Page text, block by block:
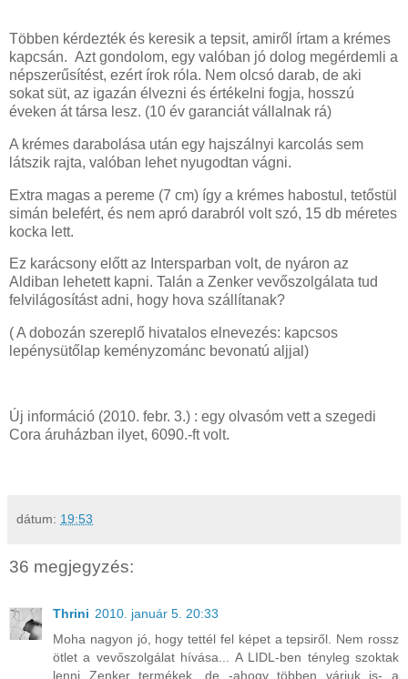
Többen kérdezték és keresik a tepsit, amiről írtam a krémes
kapcsán. Azt gondolom, egy valóban jó dolog megérdemli a
népszerűsítést, ezért írok róla. Nem olcsó darab, de aki
sokat süt, az igazán élvezni és értékelni fogja, hosszú
éveken át társa lesz. (10 év garanciát vállalnak rá)
A krémes darabolása után egy hajszálnyi karcolás sem
látszik rajta, valóban lehet nyugodtan vágni.
Extra magas a pereme (7 cm) így a krémes habostul, tetőstül
simán belefért, és nem apró darabról volt szó, 15 db méretes
kocka lett.
Ez karácsony előtt az Intersparban volt, de nyáron az
Aldiban lehetett kapni. Talán a Zenker vevőszolgálata tud
felvilágosítást adni, hogy hova szállítanak?
( A dobozán szereplő hivatalos elnevezés: kapcsos
lepénysütőlap keményzománc bevonatú aljjal)
Új információ (2010. febr. 3.) : egy olvasóm vett a szegedi
Cora áruházban ilyet, 6090.-ft volt.
dátum: 19:53
36 megjegyzés:
Thrini 2010. január 5. 20:33
Moha nagyon jó, hogy tettél fel képet a tepsiről. Nem rossz
ötlet a vevőszolgálat hívása... A LIDL-ben tényleg szoktak
lenni Zenker termékek, de -ahogy többen várjuk is- a